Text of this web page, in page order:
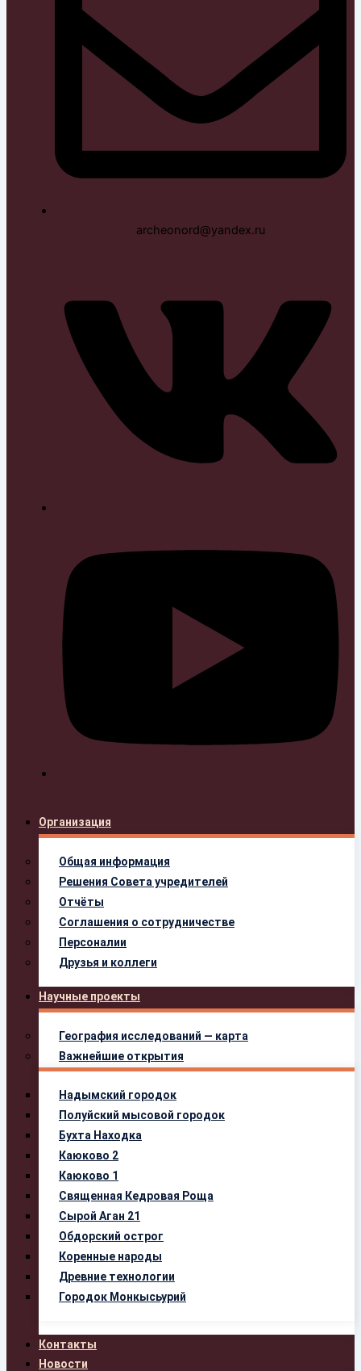
archeonord@yandex.ru
Организация
Общая информация
Решения Совета учредителей
Отчёты
Соглашения о сотрудничестве
Персоналии
Друзья и коллеги
Научные проекты
География исследований — карта
Важнейшие открытия
Надымский городок
Полуйский мысовой городок
Бухта Находка
Каюково 2
Каюково 1
Священная Кедровая Роща
Сырой Аган 21
Обдорский острог
Коренные народы
Древние технологии
Городок Монкысьурий
Контакты
Новости